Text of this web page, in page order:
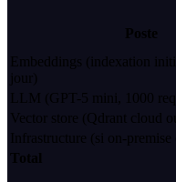
Poste
Embeddings (indexation
jour)
LLM (GPT-5 mini, 1000
Vector store (Qdrant cloud
Infrastructure (si on-premise
Total